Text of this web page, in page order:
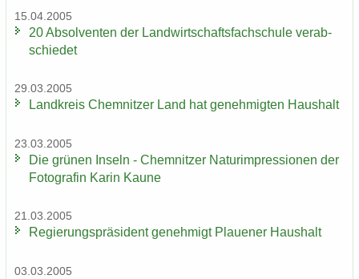
15.04.2005
20 Ab­sol­ven­ten der Land­wirt­schafts­fach­schu­le ver­ab­
schie­det
29.03.2005
Land­kreis Chem­nit­zer Land hat ge­neh­mig­ten Haus­halt
23.03.2005
Die grü­nen In­seln - Chem­nit­zer Na­turim­pres­sio­nen der
Fo­to­gra­fin Karin Kaune
21.03.2005
Re­gie­rungs­prä­si­dent ge­neh­migt Plaue­ner Haus­halt
03.03.2005